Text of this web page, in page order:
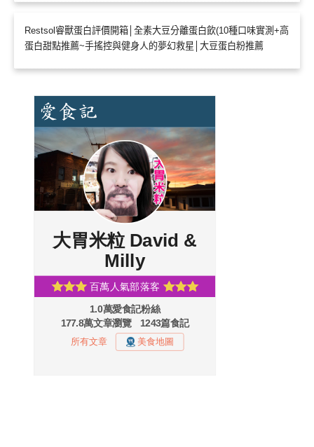
Restsol睿獸蛋白評價開箱│全素大豆分離蛋白飲(10種口味實測+高
蛋白甜點推薦~手搖控與健身人的夢幻救星│大豆蛋白粉推薦